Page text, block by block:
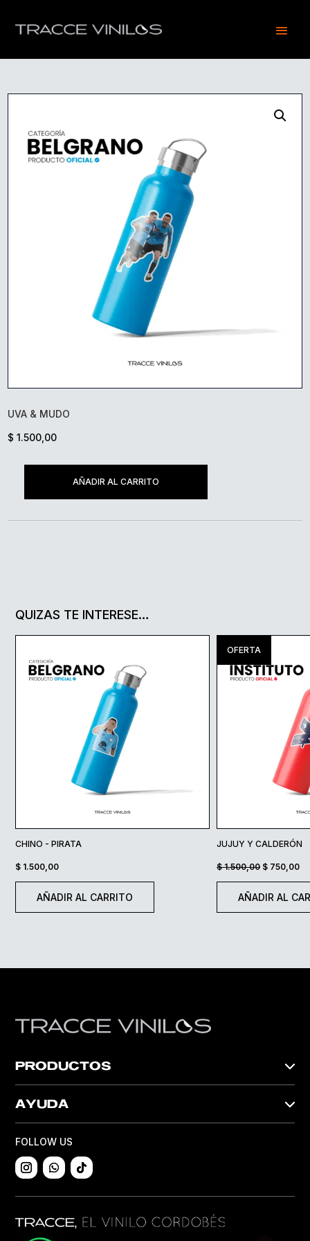
UVA & MUDO
$ 1.500,00
MUDO
AÑADIR AL CARRITO
QUIZAS TE INTERESE…
CHINO - PIRATA
$ 1.500,00
AÑADIR AL CARRITO
OFERTA
JUJUY Y CALDERÓN
$1.500,00 EL
PRECIO
ORIGINAL
ERA:
$ 750,00EL
AÑADIR AL
PRODUCTOS
AYUDA
FOLLOW US